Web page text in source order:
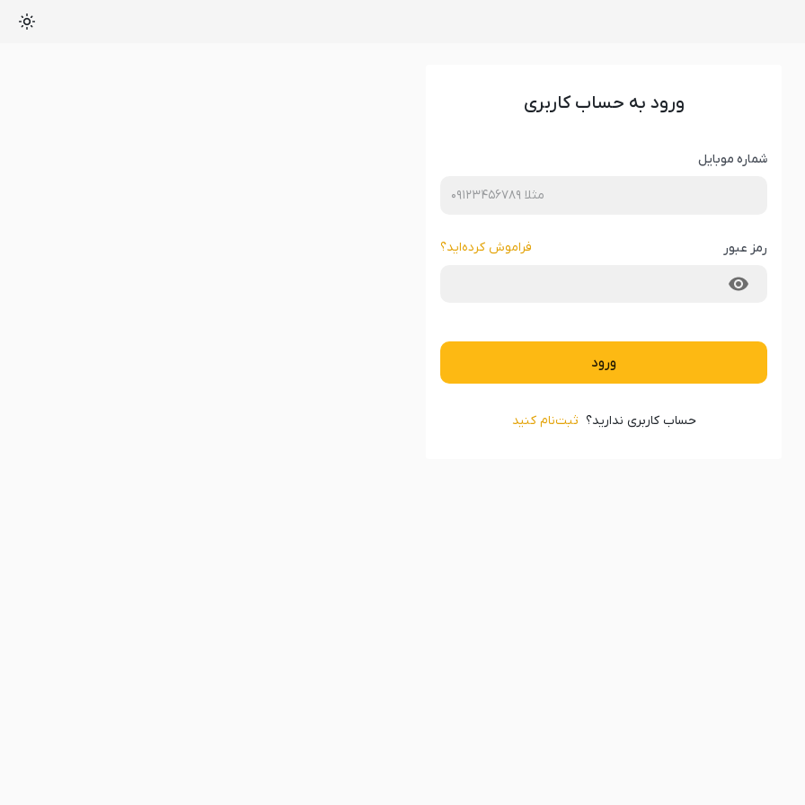
ورود به حساب کاربری
شماره موبایل
رمز عبور فراموش کرده‌‌اید؟
ورود
حساب کاربری ندارید؟ ثبت‌‌نام کنید